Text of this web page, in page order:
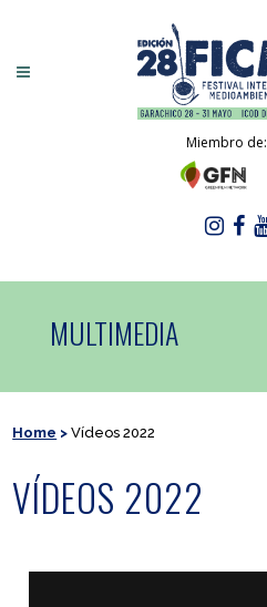
Miembro de:
MULTIMEDIA
Home >Vídeos 2022
VÍDEOS 2022